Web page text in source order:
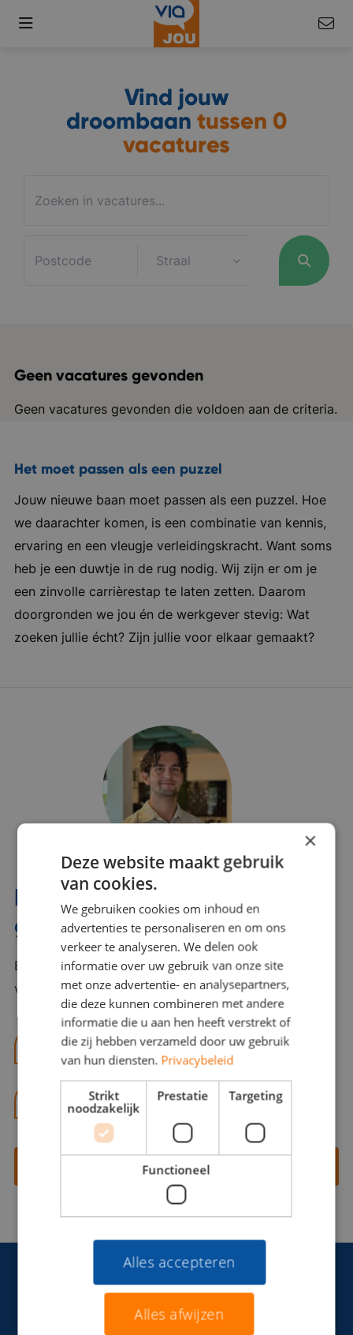
Vind jouw
droombaan tussen 0
vacatures
Geen vacatures gevonden
Geen vacatures gevonden die voldoen aan de criteria.
Het moet passen als een puzzel
Jouw nieuwe baan moet passen als een puzzel. Hoe
we daarachter komen, is een combinatie van kennis,
ervaring en een vleugje verleidingskracht. Want soms
heb je een duwtje in de rug nodig. Wij zijn er om je
een zinvolle carrièrestap te laten zetten. Daarom
doorgronden we jou én de werkgever stevig: Wat
zoeken jullie écht? Zijn jullie voor elkaar gemaakt?
Interesse? Benno helpt je
graag verder!
Bel of mail Benno met al jouw vragen. Benno staat
voor je klaar en helpt je graag!
benno@viajou.nl
06 13 28 62 71
Contact opnemen
×
Deze website maakt gebruik
van cookies.
We gebruiken cookies om inhoud en
advertenties te personaliseren en om ons
verkeer te analyseren. We delen ook
informatie over uw gebruik van onze site
met onze advertentie- en analysepartners,
die deze kunnen combineren met andere
informatie die u aan hen heeft verstrekt of
die zij hebben verzameld door uw gebruik
van hun diensten. Privacybeleid
Strikt
noodzakelijk
Prestatie Targeting
Functioneel
Alles accepteren
Alles afwijzen